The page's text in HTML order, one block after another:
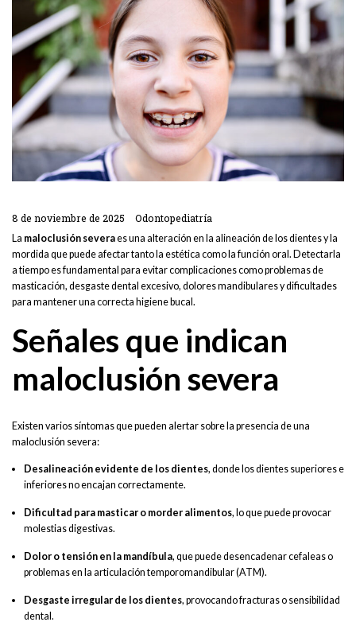
8 de noviembre de 2025 Odontopediatría
La maloclusión severaes una alteración en la alineación de los dientes y la
mordida que puede afectar tanto la estética como la función oral. Detectarla
a tiempo es fundamental para evitar complicaciones como problemas de
masticación, desgaste dental excesivo, dolores mandibulares y dificultades
para mantener una correcta higiene bucal.
Señales que indican
maloclusión severa
Existen varios síntomas que pueden alertar sobre la presencia de una
maloclusión severa:
Desalineación evidente de los dientes, donde los dientes superiores e
inferiores no encajan correctamente.
Dificultad para masticar o morder alimentos, lo que puede provocar
molestias digestivas.
Dolor o tensión en la mandíbula, que puede desencadenar cefaleas o
problemas en la articulación temporomandibular (ATM).
Desgaste irregular de los dientes, provocando fracturas o sensibilidad
dental.